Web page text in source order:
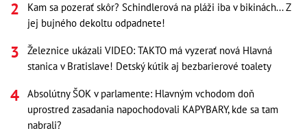
Kam sa pozerať skôr? Schindlerová na pláži iba v bikinách... Z
jej bujného dekoltu odpadnete!
Železnice ukázali VIDEO: TAKTO má vyzerať nová Hlavná
stanica v Bratislave! Detský kútik aj bezbarierové toalety
Absolútny ŠOK v parlamente: Hlavným vchodom doň
uprostred zasadania napochodovali KAPYBARY, kde sa tam
nabrali?